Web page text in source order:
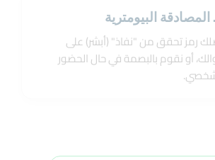
رمز تحقق من "نفاذ" (أبشر) على
أو نقوم بالبصمة في حال الحضور